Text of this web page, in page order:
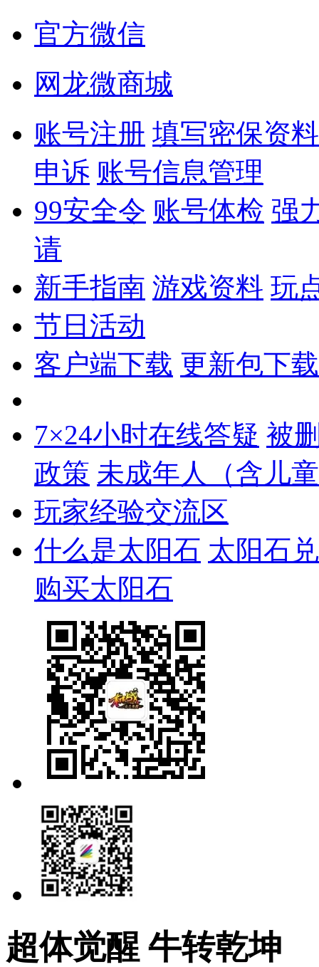
官方微信
网龙微商城
账号注册 填写密保资料
申诉 账号信息管理
99安全令 账号体检 强
请
新手指南 游戏资料 玩
节日活动
客户端下载 更新包下载
7×24小时在线答疑 被
政策 未成年人（含儿
玩家经验交流区
什么是太阳石 太阳石
购买太阳石
超体觉醒 牛转乾坤